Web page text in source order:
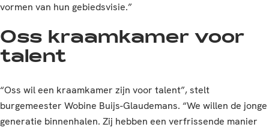
vormen van hun gebiedsvisie.”
Oss kraamkamer voor
talent
“Oss wil een kraamkamer zijn voor talent”, stelt
burgemeester Wobine Buijs-Glaudemans. “We willen de jonge
generatie binnenhalen. Zij hebben een verfrissende manier